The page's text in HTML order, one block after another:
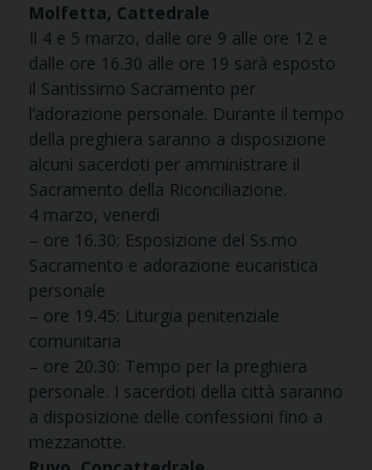
Molfetta, Cattedrale
Il 4 e 5 marzo, dalle ore 9 alle ore 12 e
dalle ore 16.30 alle ore 19 sarà esposto
il Santissimo Sacramento per
l’adorazione personale. Durante il tempo
della preghiera saranno a disposizione
alcuni sacerdoti per amministrare il
Sacramento della Riconciliazione.
4 marzo, venerdì
– ore 16.30: Esposizione del Ss.mo
Sacramento e adorazione eucaristica
personale
– ore 19.45: Liturgia penitenziale
comunitaria
– ore 20.30: Tempo per la preghiera
personale. I sacerdoti della città saranno
a disposizione delle confessioni fino a
mezzanotte.